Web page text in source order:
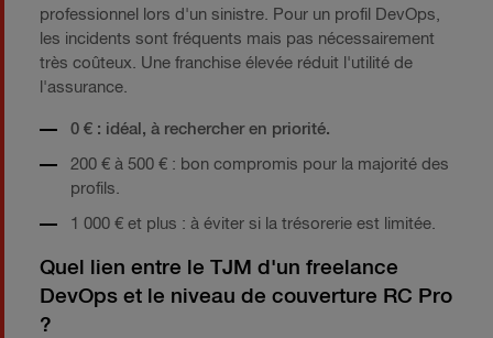
professionnel lors d'un sinistre. Pour un profil DevOps,
les incidents sont fréquents mais pas nécessairement
très coûteux. Une franchise élevée réduit l'utilité de
l'assurance.
0 € : idéal, à rechercher en priorité.
200 € à 500 € : bon compromis pour la majorité des
profils.
1 000 € et plus : à éviter si la trésorerie est limitée.
Quel lien entre le TJM d'un freelance
DevOps et le niveau de couverture RC Pro
?